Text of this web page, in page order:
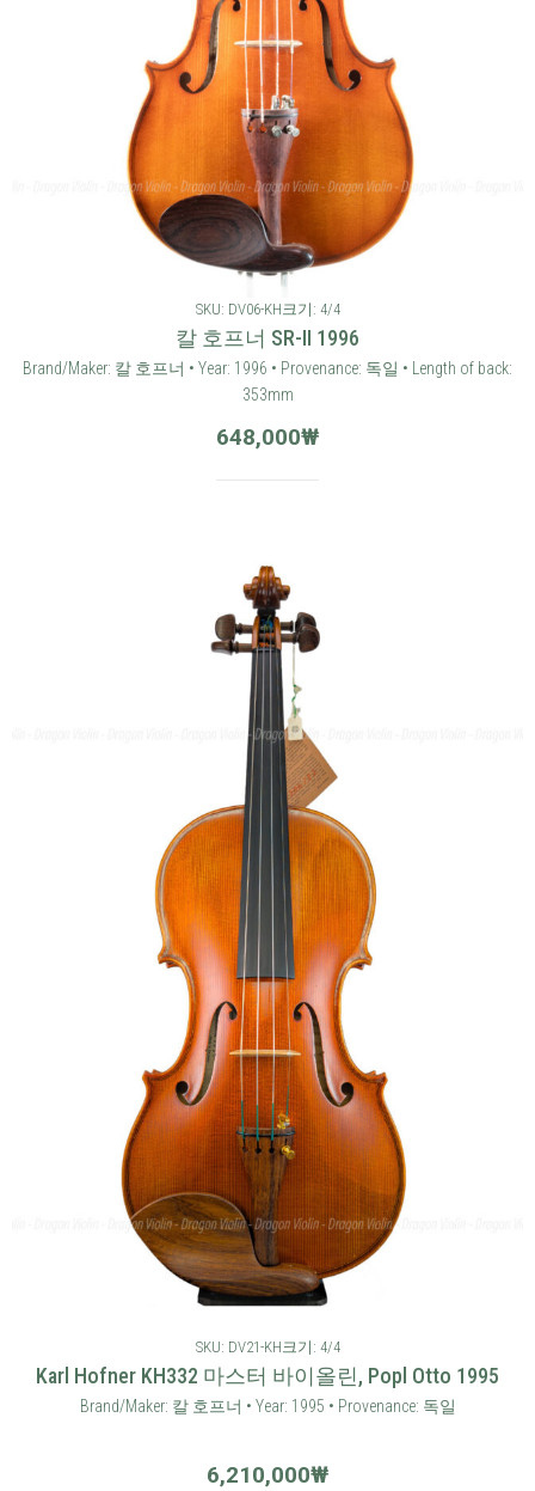
SKU: DV06-KH크기: 4/4
칼 호프너 SR-II 1996
Brand/Maker: 칼 호프너 • Year: 1996 • Provenance: 독일 • Length of back:
353mm
648,000₩
SKU: DV21-KH크기: 4/4
Karl Hofner KH332 마스터 바이올린, Popl Otto 1995
Brand/Maker: 칼 호프너 • Year: 1995 • Provenance: 독일
6,210,000₩